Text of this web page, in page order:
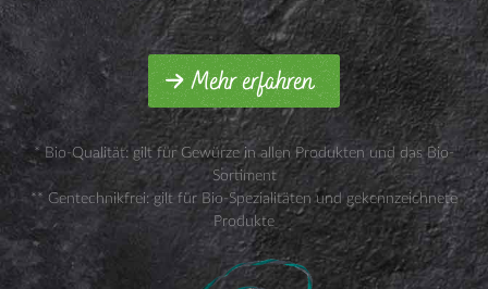
Mehr erfahren
* Bio-Qualität: gilt für Gewürze in allen Produkten und das Bio-
Sortiment
** Gentechnikfrei: gilt für Bio-Spezialitäten und gekennzeichnete
Produkte